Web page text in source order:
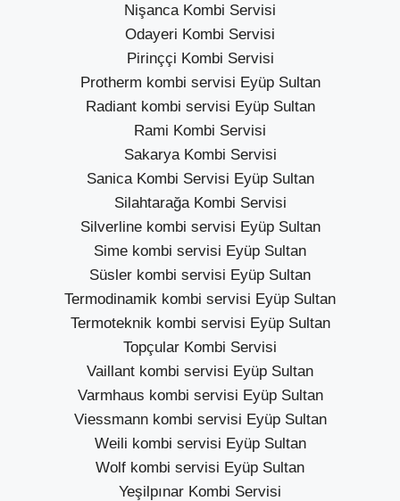
Nişanca Kombi Servisi
Odayeri Kombi Servisi
Pirinççi Kombi Servisi
Protherm kombi servisi Eyüp Sultan
Radiant kombi servisi Eyüp Sultan
Rami Kombi Servisi
Sakarya Kombi Servisi
Sanica Kombi Servisi Eyüp Sultan
Silahtarağa Kombi Servisi
Silverline kombi servisi Eyüp Sultan
Sime kombi servisi Eyüp Sultan
Süsler kombi servisi Eyüp Sultan
Termodinamik kombi servisi Eyüp Sultan
Termoteknik kombi servisi Eyüp Sultan
Topçular Kombi Servisi
Vaillant kombi servisi Eyüp Sultan
Varmhaus kombi servisi Eyüp Sultan
Viessmann kombi servisi Eyüp Sultan
Weili kombi servisi Eyüp Sultan
Wolf kombi servisi Eyüp Sultan
Yeşilpınar Kombi Servisi